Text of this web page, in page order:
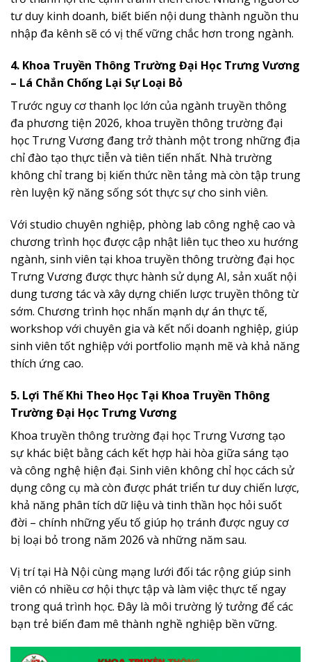
tư duy kinh doanh, biết biến nội dung thành nguồn thu
nhập đa kênh sẽ có vị thế vững chắc hơn trong ngành.
4. Khoa Truyền Thông Trường Đại Học Trưng Vương
– Lá Chắn Chống Lại Sự Loại Bỏ
Trước nguy cơ thanh lọc lớn của ngành truyền thông
đa phương tiện 2026, khoa truyền thông trường đại
học Trưng Vương đang trở thành một trong những địa
chỉ đào tạo thực tiễn và tiên tiến nhất. Nhà trường
không chỉ trang bị kiến thức nền tảng mà còn tập trung
rèn luyện kỹ năng sống sót thực sự cho sinh viên.
Với studio chuyên nghiệp, phòng lab công nghệ cao và
chương trình học được cập nhật liên tục theo xu hướng
ngành, sinh viên tại khoa truyền thông trường đại học
Trưng Vương được thực hành sử dụng AI, sản xuất nội
dung tương tác và xây dựng chiến lược truyền thông từ
sớm. Chương trình học nhấn mạnh dự án thực tế,
workshop với chuyên gia và kết nối doanh nghiệp, giúp
sinh viên tốt nghiệp với portfolio mạnh mẽ và khả năng
thích ứng cao.
5. Lợi Thế Khi Theo Học Tại Khoa Truyền Thông
Trường Đại Học Trưng Vương
Khoa truyền thông trường đại học Trưng Vương tạo
sự khác biệt bằng cách kết hợp hài hòa giữa sáng tạo
và công nghệ hiện đại. Sinh viên không chỉ học cách sử
dụng công cụ mà còn được phát triển tư duy chiến lược,
khả năng phân tích dữ liệu và tinh thần học hỏi suốt
đời – chính những yếu tố giúp họ tránh được nguy cơ
bị loại bỏ trong năm 2026 và những năm sau.
Vị trí tại Hà Nội cùng mạng lưới đối tác rộng giúp sinh
viên có nhiều cơ hội thực tập và làm việc thực tế ngay
trong quá trình học. Đây là môi trường lý tưởng để các
bạn trẻ biến đam mê thành nghề nghiệp bền vững.